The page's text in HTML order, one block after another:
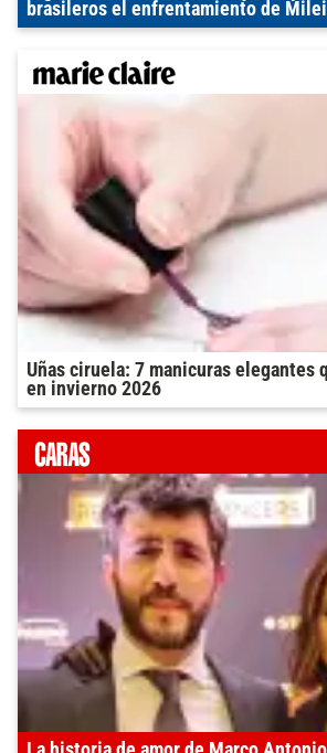
brasileros el enfrentamiento de
Uñas ciruela: 7 manicuras elegantes
en invierno 2026